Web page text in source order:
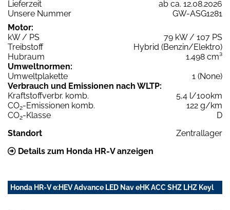
Lieferzeit
ab ca. 12.08.2026
Unsere Nummer
GW-ASG1281
Motor:
kW / PS
79 kW / 107 PS
Treibstoff
Hybrid (Benzin/Elektro)
Hubraum
1.498 cm³
Umweltnormen:
Umweltplakette
1 (None)
Verbrauch und Emissionen nach WLTP:
Kraftstoffverbr. komb.
5,4 l/100km
CO2-Emissionen komb.
122 g/km
CO2-Klasse
D
Standort
Zentrallager
Details zum Honda HR-V anzeigen
Honda HR-V e:HEV Advance LED Nav eHK ACC SHZ LHZ Keyl